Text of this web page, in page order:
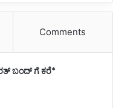
Comments
ಬಂದ್‌ ಗೆ ಕರೆ*